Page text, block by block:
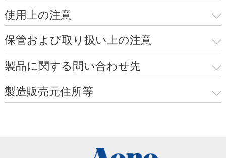
使用上の注意
保管および取り扱い上の注意
製品に関する問い合わせ先
製造販売元住所等